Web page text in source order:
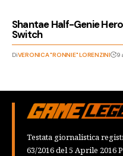
Shantae Half-Genie
Switch
DiVERONICA "RONNIE" LORENZINI 9
Testata giornalistica
63/2016 del 5 Aprile 2016